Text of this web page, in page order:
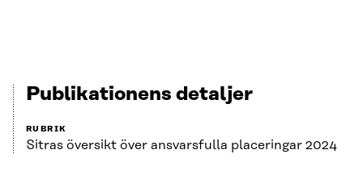
Publikationens detaljer
RUBRIK
Sitras översikt över ansvarsfulla placeringar 2024